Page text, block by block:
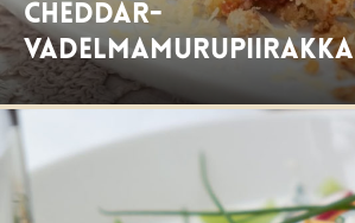
Cheddar-
vadelmamurupiirakka